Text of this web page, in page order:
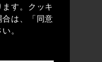
リシー
す。クッキ
は、「同意
。